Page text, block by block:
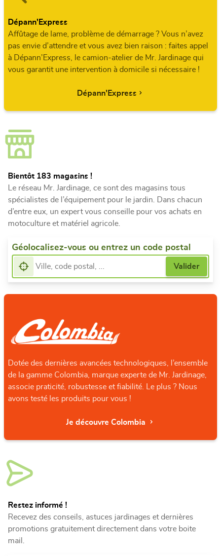
Dépann'Express
Affûtage de lame, problème de démarrage ? Vous n’avez
pas envie d’attendre et vous avez bien raison : faites appel
à Dépann’Express, le camion-atelier de Mr. Jardinage qui
vous garantit une intervention à domicile si nécessaire !
Dépann'Express
Bientôt 183 magasins !
Le réseau Mr. Jardinage, ce sont des magasins tous
spécialistes de l’équipement pour le jardin. Dans chacun
d’entre eux, un expert vous conseille pour vos achats en
motoculture et matériel agricole.
Géolocalisez-vous ou entrez un code postal
Dotée des dernières avancées technologiques, l’ensemble
de la gamme Colombia, marque experte de Mr. Jardinage,
associe praticité, robustesse et fiabilité. Le plus ? Nous
avons testé les produits pour vous !
Je découvre Colombia
Restez informé !
Recevez des conseils, astuces jardinages et dernières
promotions gratuitement directement dans votre boite
mail.